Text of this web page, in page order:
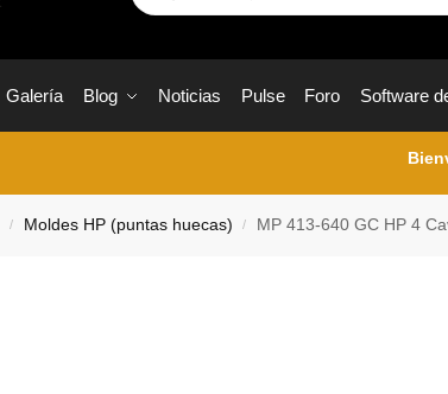
Galería Blog Noticias Pulse Foro Software
/ Moldes HP (puntas huecas) / MP 413-640 GC HP 4